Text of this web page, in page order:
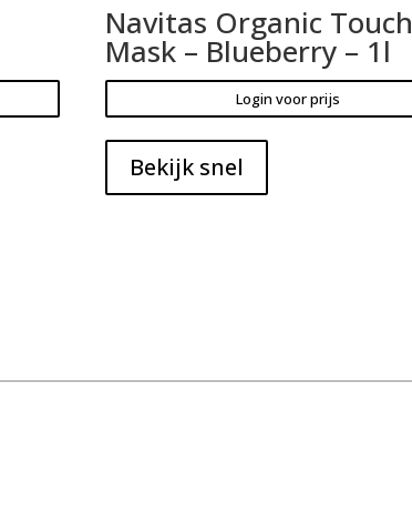
Navitas Organic Touch
Mask – Blueberry – 1l
Login voor prijs
Bekijk snel